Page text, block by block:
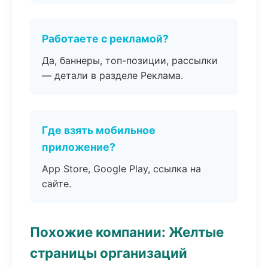
Работаете с рекламой?
Да, баннеры, топ-позиции, рассылки
— детали в разделе Реклама.
Где взять мобильное
приложение?
App Store, Google Play, ссылка на
сайте.
Похожие компании: Желтые
страницы организаций